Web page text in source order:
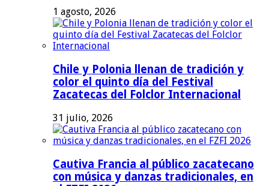
1 agosto, 2026
Chile y Polonia llenan de tradición y
color el quinto día del Festival
Zacatecas del Folclor Internacional
31 julio, 2026
Cautiva Francia al público zacatecano
con música y danzas tradicionales, en